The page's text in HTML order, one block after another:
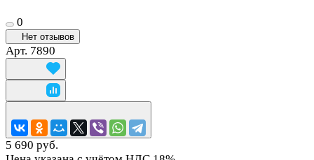
0
Нет отзывов
Арт. 7890
5 690 руб.